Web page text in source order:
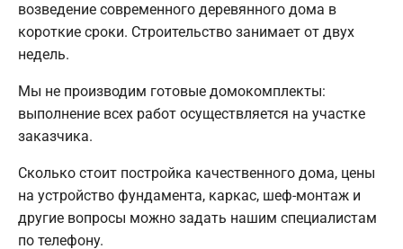
возведение современного деревянного дома в
короткие сроки. Строительство занимает от двух
недель.
Мы не производим готовые домокомплекты:
выполнение всех работ осуществляется на участке
заказчика.
Сколько стоит постройка качественного дома, цены
на устройство фундамента, каркас, шеф-монтаж и
другие вопросы можно задать нашим специалистам
по телефону.